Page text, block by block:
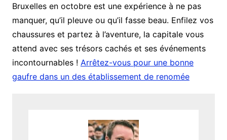
Bruxelles en octobre est une expérience à ne pas
manquer, qu’il pleuve ou qu’il fasse beau. Enfilez vos
chaussures et partez à l’aventure, la capitale vous
attend avec ses trésors cachés et ses événements
incontournables ! Arrêtez-vous pour une bonne
gaufre dans un des établissement de renomée